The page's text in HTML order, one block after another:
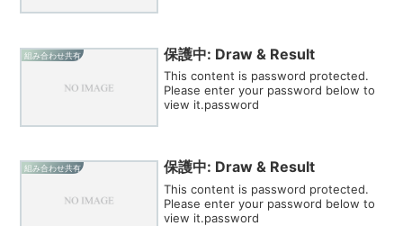
組み合わせ共有 保護中: Draw & Result
This content is password protected.
Please enter your password below to
view it.password
組み合わせ共有 保護中: Draw & Result
This content is password protected.
Please enter your password below to
view it.password